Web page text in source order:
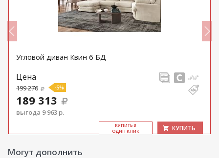
Угловой диван Квин 6 БД
Цена
199 276 -5%
189 313
выгода 9 963 р.
КУ­ПИТЬ В
ОДИН КЛИК
КУПИТЬ
Могут дополнить